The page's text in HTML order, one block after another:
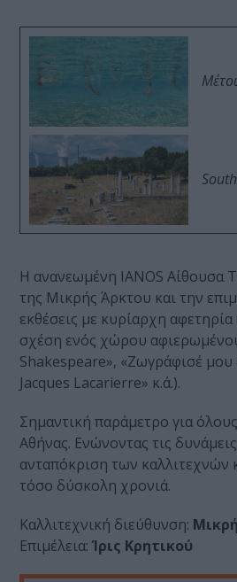
Η ανανεωμένη IANOS Αίθουσα
της Μικρής Άρκτου και την
εκθέσεις με κυρίαρχη
σχέση ενός χώρου
Shakespeare», «Ζωγράφισέ
Jacques Lacarierre» κ.ά.).
Σημαντική παράμετρο για
Αθήνας. Ενώνοντας τις
ανταπόκριση των καλλιτεχνών
τόσο δύσκολη χρονιά.
Καλλιτεχνική διεύθυνση:
Επιμέλεια: Ίρις Κρητικού